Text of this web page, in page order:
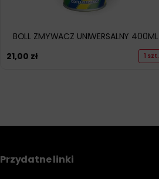
BOLL ZMYWACZ UNIWERSALNY 400ML
21,00 zł 1 szt.
Przydatne linki